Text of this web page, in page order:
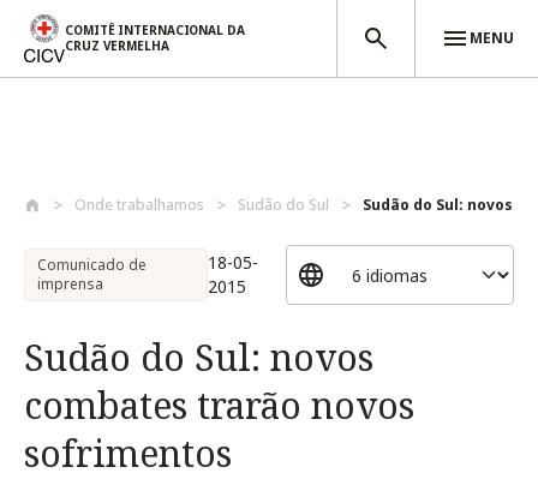
COMITÊ INTERNACIONAL DA
CRUZ VERMELHA
MENU
Onde trabalhamos Sudão do Sul Sudão do Sul: novos
Comunicado de
imprensa
18-05-
2015
Sudão do Sul: novos
combates trarão novos
sofrimentos